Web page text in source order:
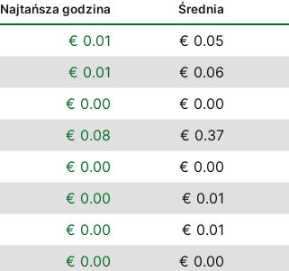
Najtańsza godzina Średnia
€ 0.01 € 0.05
€ 0.01 € 0.06
€ 0.00 € 0.00
€ 0.08 € 0.37
€ 0.00 € 0.00
€ 0.00 € 0.01
€ 0.00 € 0.01
€ 0.00 € 0.00